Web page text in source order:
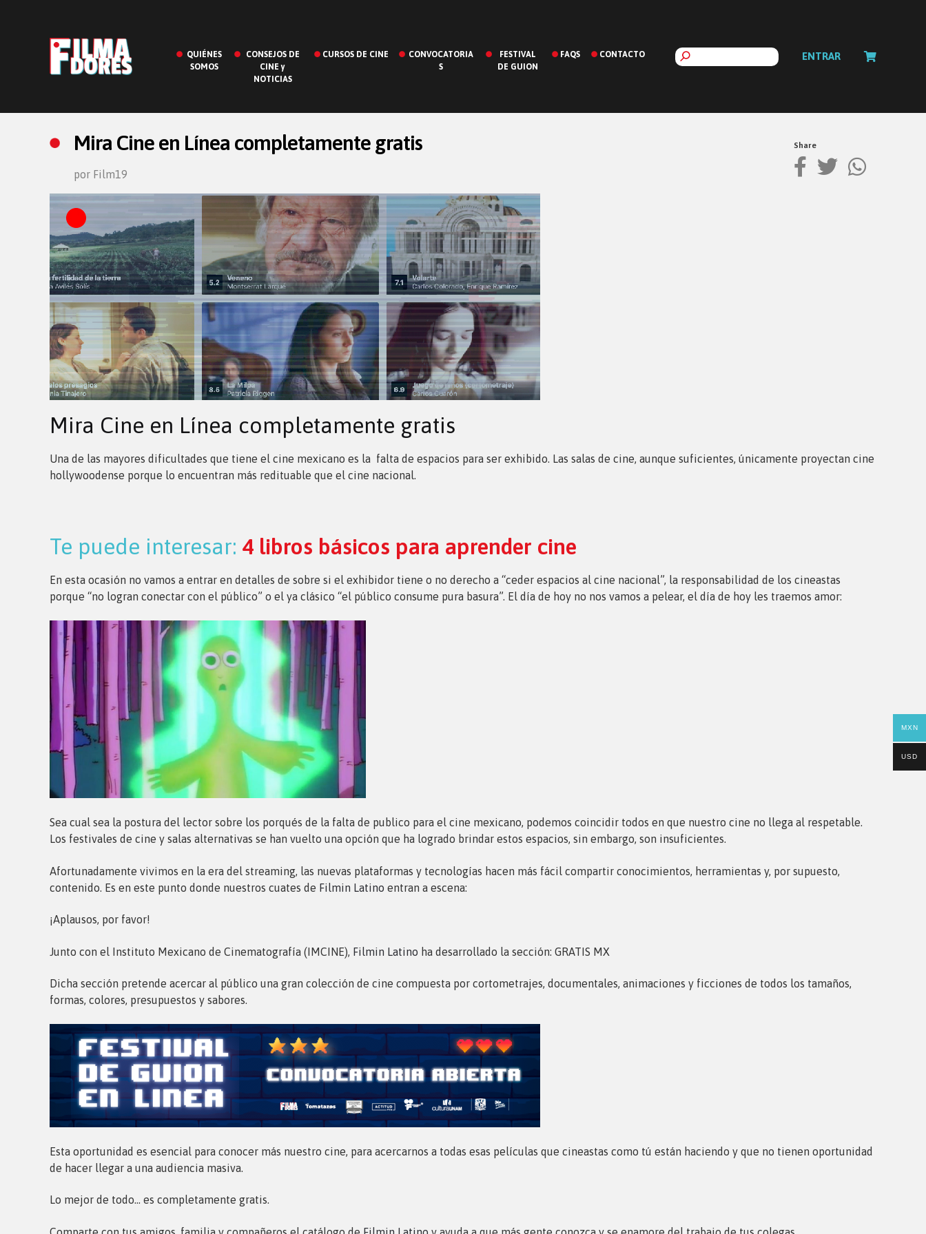
QUIÉNES
SOMOS
CONSEJOS DE
CINE y
NOTICIAS
CURSOS DE CINE
CONVOCATORIA
S
FESTIVAL
DE GUION
FAQS CONTACTO ENTRAR
Mira Cine en Línea completamente gratis
por Film19
Share
Mira Cine en Línea completamente gratis
Una de las mayores dificultades que tiene el cine mexicano es la falta de espacios para ser exhibido. Las salas de cine, aunque suficientes, únicamente proyectan cine
hollywoodense porque lo encuentran más redituable que el cine nacional.
Te puede interesar: 4 libros básicos para aprender cine
En esta ocasión no vamos a entrar en detalles de sobre si el exhibidor tiene o no derecho a “ceder espacios al cine nacional”, la responsabilidad de los cineastas
porque “no logran conectar con el público” o el ya clásico “el público consume pura basura”. El día de hoy no nos vamos a pelear, el día de hoy les traemos amor:
Sea cual sea la postura del lector sobre los porqués de la falta de publico para el cine mexicano, podemos coincidir todos en que nuestro cine no llega al respetable.
Los festivales de cine y salas alternativas se han vuelto una opción que ha logrado brindar estos espacios, sin embargo, son insuficientes.
Afortunadamente vivimos en la era del streaming, las nuevas plataformas y tecnologías hacen más fácil compartir conocimientos, herramientas y, por supuesto,
contenido. Es en este punto donde nuestros cuates de Filmin Latino entran a escena:
¡Aplausos, por favor!
Junto con el Instituto Mexicano de Cinematografía (IMCINE), Filmin Latino ha desarrollado la sección: GRATIS MX
Dicha sección pretende acercar al público una gran colección de cine compuesta por cortometrajes, documentales, animaciones y ficciones de todos los tamaños,
formas, colores, presupuestos y sabores.
Esta oportunidad es esencial para conocer más nuestro cine, para acercarnos a todas esas películas que cineastas como tú están haciendo y que no tienen oportunidad
de hacer llegar a una audiencia masiva.
Lo mejor de todo… es completamente gratis.
MXN
USD